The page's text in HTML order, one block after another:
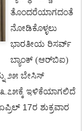
ತೊಂದರೆಯಾಗದಂತೆ
ನೋಡಿಕೊಳ್ಳಲು
ಭಾರತೀಯ ರಿಸರ್ವ್
ಬ್ಯಾಂಕ್ (ಆರ್ಬಿಐ)
೨೫ ಬೇಸಿಸ್
೩.೭೫ಕ್ಕೆ ಇಳಿಕೆಯಾಗಲಿದೆ
17ರ ಶುಕ್ರವಾರ